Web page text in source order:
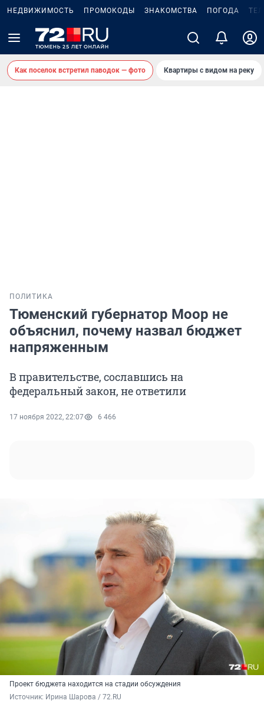
НЕДВИЖИМОСТЬ ПРОМОКОДЫ ЗНАКОМСТВА ПОГОДА
Как поселок встретил паводок — фото Квартиры с видом на реку
ПОЛИТИКА
Тюменский губернатор Моор не
объяснил, почему назвал бюджет
напряженным
В правительстве, сославшись на
федеральный закон, не ответили
17 ноября 2022, 22:07 6 466
Проект бюджета находится на стадии обсуждения
Источник: Ирина Шарова / 72.RU